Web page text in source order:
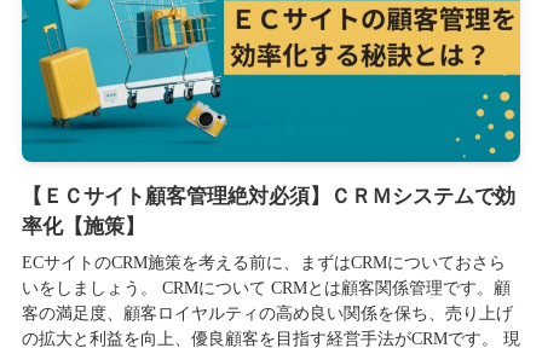
【ＥＣサイト顧客管理絶対必須】ＣＲＭシステムで効
率化【施策】
ECサイトのCRM施策を考える前に、まずはCRMについておさら
いをしましょう。 CRMについて CRMとは顧客関係管理です。顧
客の満足度、顧客ロイヤルティの高め良い関係を保ち、売り上げ
の拡大と利益を向上、優良顧客を目指す経営手法がCRMです。 現